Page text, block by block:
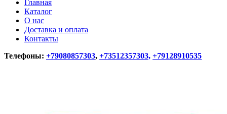
Главная
Каталог
О нас
Доставка и оплата
Контакты
Телефоны: +79080857303, +73512357303, +79128910535